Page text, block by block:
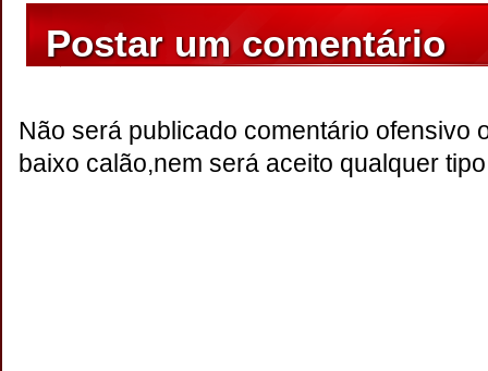
Postar um comentário
Não será publicado comentário ofensivo
baixo calão,nem será aceito qualquer